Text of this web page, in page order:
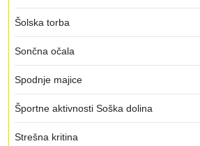
Šolska torba
Sončna očala
Spodnje majice
Športne aktivnosti Soška dolina
Strešna kritina